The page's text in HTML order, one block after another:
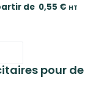
de 0,55 € HT
pour de